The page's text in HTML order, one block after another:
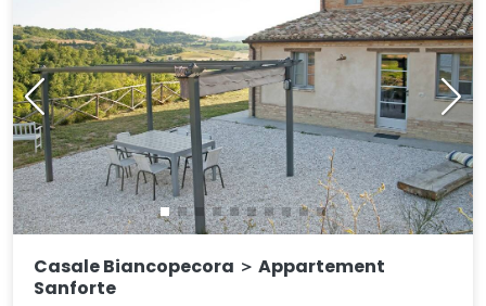
Casale Biancopecora ＞ Appartement
Sanforte